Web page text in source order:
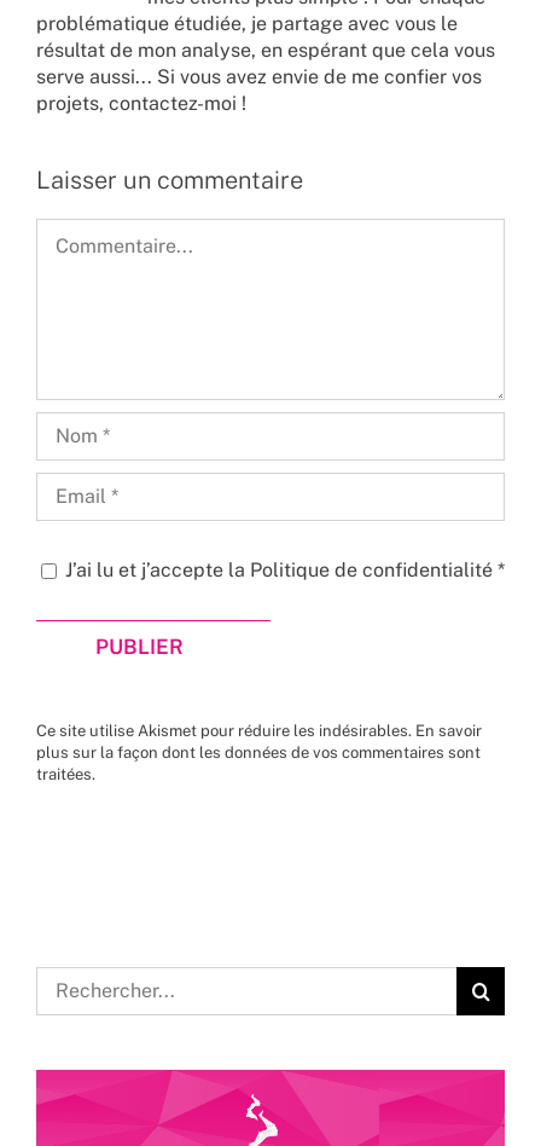
problématique étudiée, je partage avec vous le
résultat de mon analyse, en espérant que cela vous
serve aussi... Si vous avez envie de me confier vos
projets, contactez-moi !
Laisser un commentaire
J’ai lu et j’accepte la Politique de confidentialité *
Ce site utilise Akismet pour réduire les indésirables. En savoir
plus sur la façon dont les données de vos commentaires sont
traitées.
Rechercher: